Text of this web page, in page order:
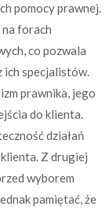
pomocy prawnej.
forach
co pozwala
ich specjalistów.
prawnika, jego
do klienta.
działań
Z drugiej
wyborem
pamiętać, że